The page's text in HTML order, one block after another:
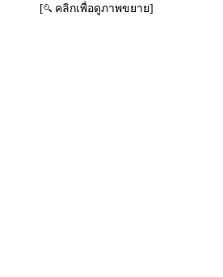
[ คลิกเพื่อดูภาพขยาย]